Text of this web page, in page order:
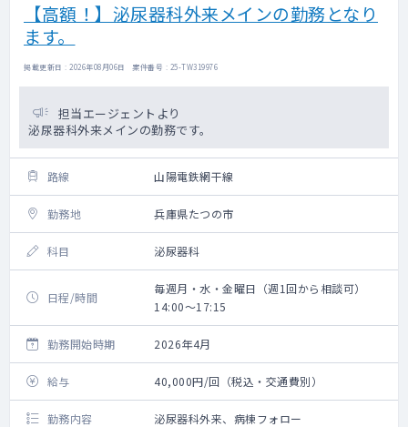
【高額！】泌尿器科外来メインの勤務となり
ます。
掲載更新日 : 2026年08月06日 案件番号 : 25-TW319976
担当エージェントより
泌尿器科外来メインの勤務です。
路線 山陽電鉄網干線
勤務地 兵庫県たつの市
科目 泌尿器科
日程/時間
毎週月・水・金曜日（週1回から相談可）
14:00～17:15
勤務開始時期 2026年4月
給与 40,000円/回（税込・交通費別）
勤務内容 泌尿器科外来、病棟フォロー